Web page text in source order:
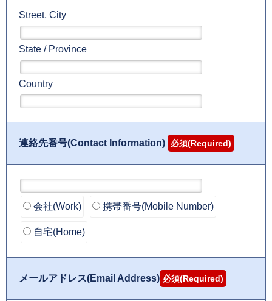
Street, City
State / Province
Country
連絡先番号(Contact Information) 必須(Required)
会社(Work) 携帯番号(Mobile Number)
自宅(Home)
メールアドレス(Email Address) 必須(Required)